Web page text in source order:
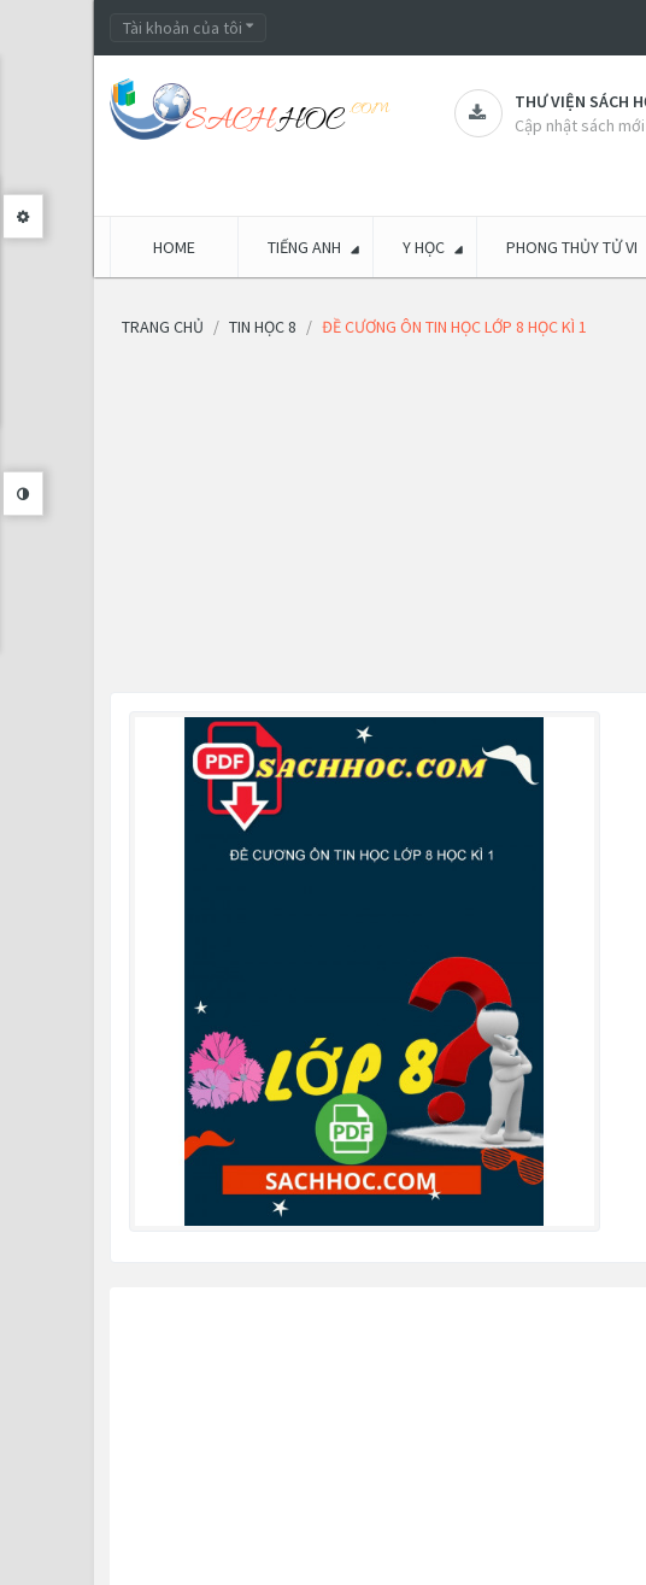
Tài khoản của tôi
THƯ VIỆN SÁCH
Cập nhật sách
HOME TIẾNG ANH Y HỌC PHONG THỦY TỬ VI
TRANG CHỦ TIN HỌC 8 ĐỀ CƯƠNG ÔN TIN HỌC LỚP 8 HỌC KÌ 1